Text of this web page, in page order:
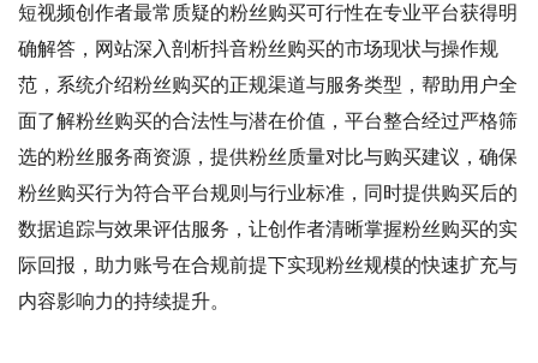
短视频创作者最常质疑的粉丝购买可行性在专业平台获得明
确解答，网站深入剖析抖音粉丝购买的市场现状与操作规
范，系统介绍粉丝购买的正规渠道与服务类型，帮助用户全
面了解粉丝购买的合法性与潜在价值，平台整合经过严格筛
选的粉丝服务商资源，提供粉丝质量对比与购买建议，确保
粉丝购买行为符合平台规则与行业标准，同时提供购买后的
数据追踪与效果评估服务，让创作者清晰掌握粉丝购买的实
际回报，助力账号在合规前提下实现粉丝规模的快速扩充与
内容影响力的持续提升。